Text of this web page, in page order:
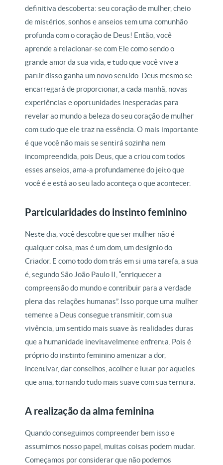
definitiva descoberta: seu coração de mulher, cheio
de mistérios, sonhos e anseios tem uma comunhão
profunda com o coração de Deus! Então, você
aprende a relacionar-se com Ele como sendo o
grande amor da sua vida, e tudo que você vive a
partir disso ganha um novo sentido. Deus mesmo se
encarregará de proporcionar, a cada manhã, novas
experiências e oportunidades inesperadas para
revelar ao mundo a beleza do seu coração de mulher
com tudo que ele traz na essência. O mais importante
é que você não mais se sentirá sozinha nem
incompreendida, pois Deus, que a criou com todos
esses anseios, ama-a profundamente do jeito que
você é e está ao seu lado aconteça o que acontecer.
Particularidades do instinto feminino
Neste dia, você descobre que ser mulher não é
qualquer coisa, mas é um dom, um desígnio do
Criador. E como todo dom trás em si uma tarefa, a sua
é, segundo São João Paulo II, “enriquecer a
compreensão do mundo e contribuir para a verdade
plena das relações humanas”. Isso porque uma mulher
temente a Deus consegue transmitir, com sua
vivência, um sentido mais suave às realidades duras
que a humanidade inevitavelmente enfrenta. Pois é
próprio do instinto feminino amenizar a dor,
incentivar, dar conselhos, acolher e lutar por aqueles
que ama, tornando tudo mais suave com sua ternura.
A realização da alma feminina
Quando conseguimos compreender bem isso e
assumimos nosso papel, muitas coisas podem mudar.
Começamos por considerar que não podemos